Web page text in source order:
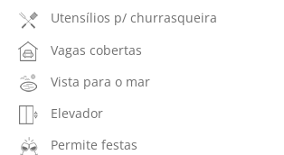
Utensílios p/ churrasqueira
Vagas cobertas
Vista para o mar
Elevador
Permite festas